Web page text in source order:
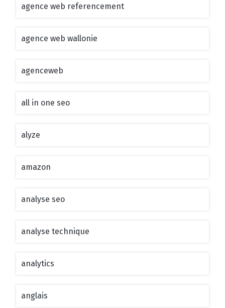
agence web referencement
agence web wallonie
agenceweb
all in one seo
alyze
amazon
analyse seo
analyse technique
analytics
anglais